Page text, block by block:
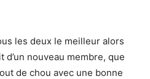
les deux le meilleur alors
d’un nouveau membre, que
de chou avec une bonne